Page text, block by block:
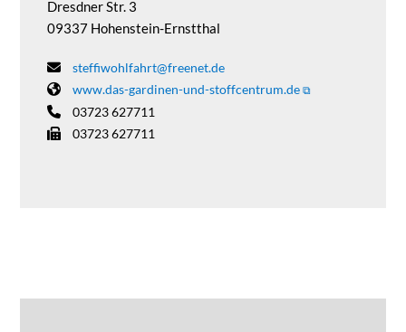
Dresdner Str. 3
09337 Hohenstein-Ernstthal
steffiwohlfahrt@freenet.de
www.das-gardinen-und-stoffcentrum.de
03723 627711
03723 627711